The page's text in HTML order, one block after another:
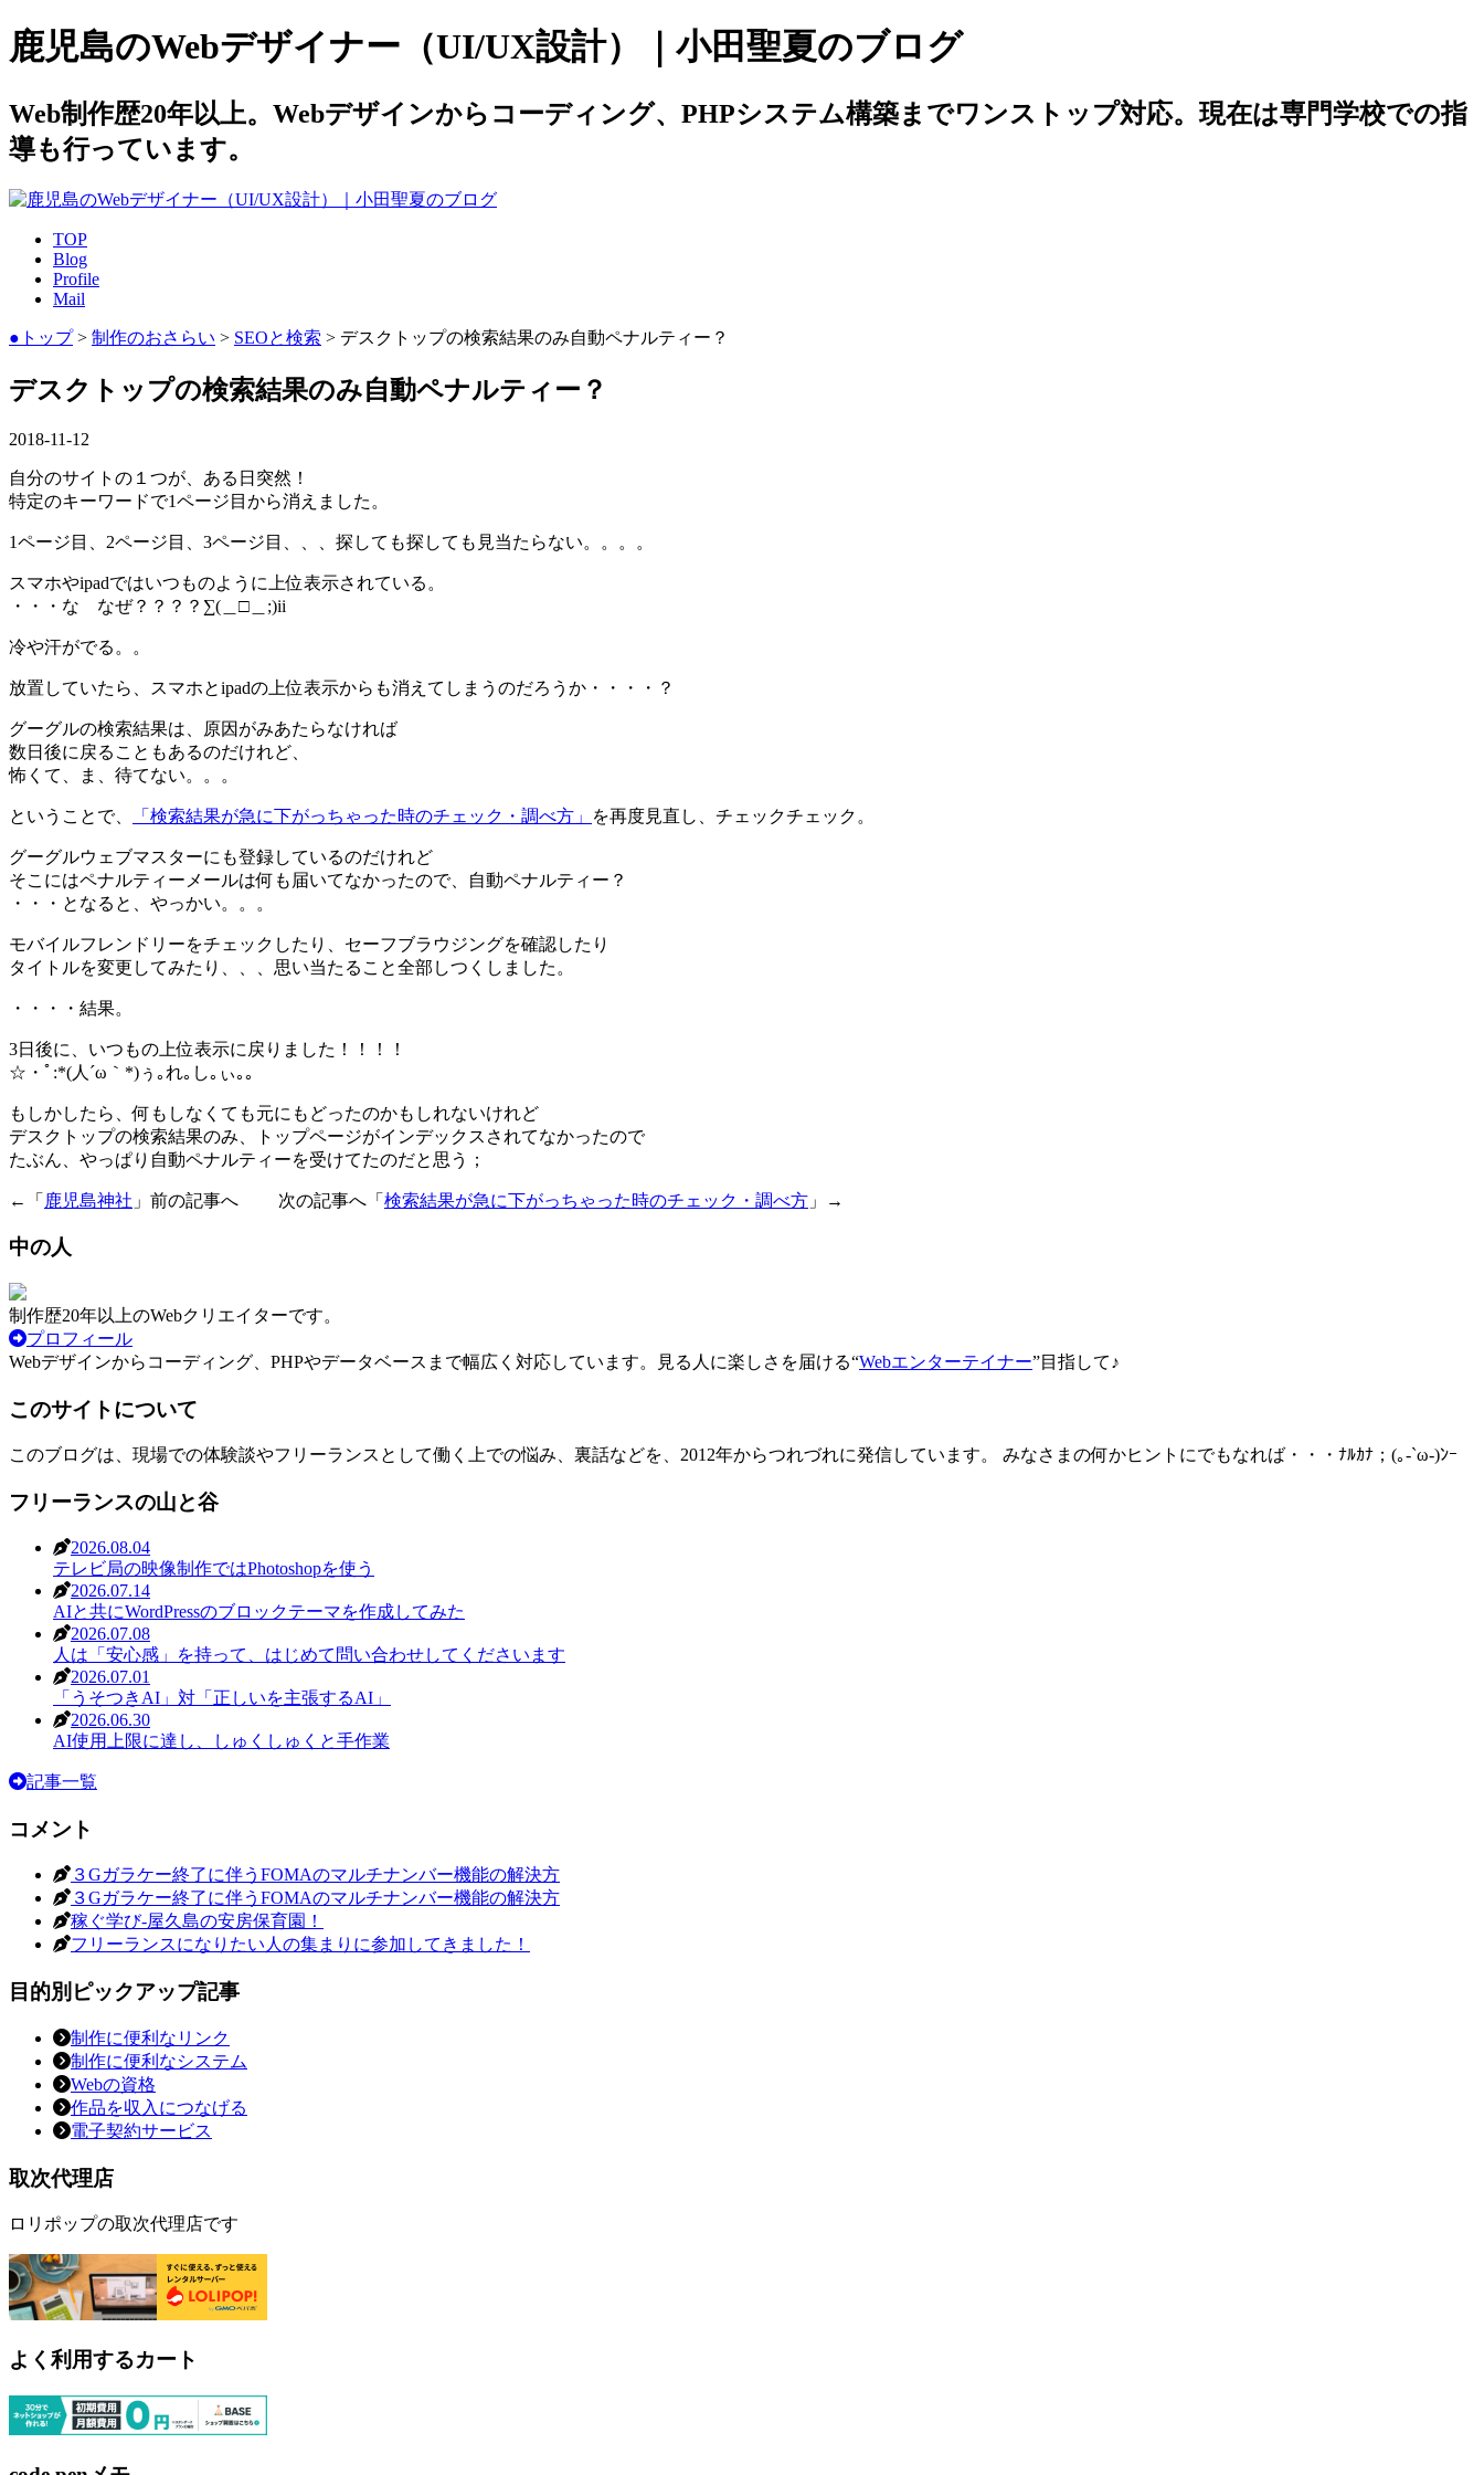
鹿児島のWebデザイナー（UI/UX設計）｜小田聖夏のブログ
Web制作歴20年以上。Webデザインからコーディング、PHPシステム構築までワンストップ対応。現在は専門学校での指
導も行っています。
TOP
Blog
Profile
Mail
●トップ> 制作のおさらい > SEOと検索 > デスクトップの検索結果のみ自動ペナルティー？
デスクトップの検索結果のみ自動ペナルティー？
2018-11-12
自分のサイトの１つが、ある日突然！
特定のキーワードで1ページ目から消えました。
1ページ目、2ページ目、3ページ目、、、探しても探しても見当たらない。。。。
スマホやipadではいつものように上位表示されている。
・・・な なぜ？？？？∑(＿□＿;)ii
冷や汗がでる。。
放置していたら、スマホとipadの上位表示からも消えてしまうのだろうか・・・・？
グーグルの検索結果は、原因がみあたらなければ
数日後に戻ることもあるのだけれど、
怖くて、ま、待てない。。。
ということで、 「検索結果が急に下がっちゃった時のチェック・調べ方」 を再度見直し、チェックチェック。
グーグルウェブマスターにも登録しているのだけれど
そこにはペナルティーメールは何も届いてなかったので、自動ペナルティー？
・・・となると、やっかい。。。
モバイルフレンドリーをチェックしたり、セーフブラウジングを確認したり
タイトルを変更してみたり、、、思い当たること全部しつくしました。
・・・・結果。
3日後に、いつもの上位表示に戻りました！！！！
☆・ﾟ:*(人´ω｀*)ぅ｡れ｡し｡ぃ｡｡
もしかしたら、何もしなくても元にもどったのかもしれないけれど
デスクトップの検索結果のみ、トップページがインデックスされてなかったので
たぶん、やっぱり自動ペナルティーを受けてたのだと思う；
←「 鹿児島神社 」前の記事へ 次の記事へ「 検索結果が急に下がっちゃった時のチェック・調べ方 」→
中の人
制作歴20年以上のWebクリエイターです。
プロフィール
Webデザインからコーディング、PHPやデータベースまで幅広く対応しています。見る人に楽しさを届ける“Webエンターテイナー”目指して♪
このサイトについて
このブログは、現場での体験談やフリーランスとして働く上での悩み、裏話などを、2012年からつれづれに発信しています。 みなさまの何かヒントにでもなれば・・・ﾅﾙｶﾅ；(｡-`ω-)ﾝｰ
フリーランスの山と谷
2026.08.04
テレビ局の映像制作ではPhotoshopを使う
2026.07.14
AIと共にWordPressのブロックテーマを作成してみた
2026.07.08
人は「安心感」を持って、はじめて問い合わせしてくださいます
2026.07.01
「うそつきAI」対「正しいを主張するAI」
2026.06.30
AI使用上限に達し、しゅくしゅくと手作業
記事一覧
コメント
３Gガラケー終了に伴うFOMAのマルチナンバー機能の解決方
３Gガラケー終了に伴うFOMAのマルチナンバー機能の解決方
稼ぐ学び-屋久島の安房保育園！
フリーランスになりたい人の集まりに参加してきました！
目的別ピックアップ記事
制作に便利なリンク
制作に便利なシステム
Webの資格
作品を収入につなげる
電子契約サービス
取次代理店
ロリポップの取次代理店です
よく利用するカート